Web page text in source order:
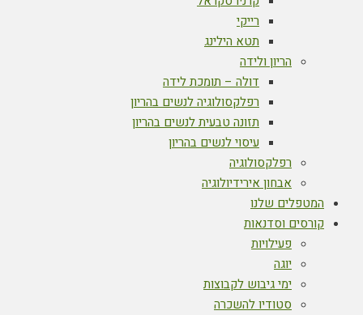
רייקי
תטא הילינג
הריון ולידה
דולה – תומכת לידה
רפלקסולוגיה לנשים בהריון
תזונה טבעית לנשים בהריון
עיסוי לנשים בהריון
רפלקסולוגיה
אבחון אירידיולוגיה
המטפלים שלנו
קורסים וסדנאות
פעילויות
יוגה
ימי גיבוש לקבוצות
סטודיו להשכרה